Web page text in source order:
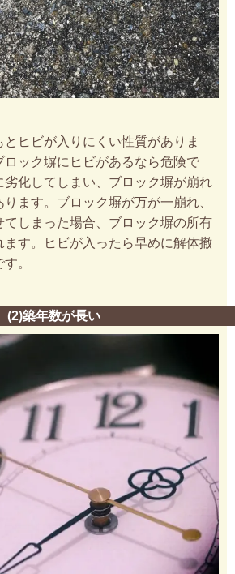
ヒビが入りにくい性質がありま
ロック塀にヒビがあるなら危険で
劣化してしまい、ブロック塀が崩れ
ます。ブロック塀が万が一崩れ、
てしまった場合、ブロック塀の所有
ます。ヒビが入ったら早めに解体撤
。
(2)築年数が長い